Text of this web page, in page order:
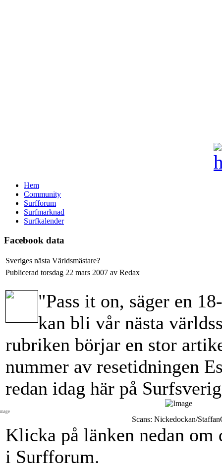
Hem
Community
Surfforum
Surfmarknad
Surfkalender
Facebook data
Sveriges nästa Världsmästare?
Publicerad torsdag 22 mars 2007 av Redax
"Pass it on, säger en
kan bli vår nästa
rubriken börjar en stor
nummer av resetidningen
redan idag här på
Scans: Nickedockan/
Klicka på länken nedan
i Surfforum.